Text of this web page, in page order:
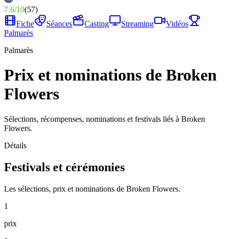
7.6/10(57)
Fiche
Séances Casting Streaming
Vidéos
Palmarès
Palmarès
Prix et nominations de Broken
Flowers
Sélections, récompenses, nominations et festivals liés à Broken
Flowers.
Détails
Festivals et cérémonies
Les sélections, prix et nominations de Broken Flowers.
1
prix